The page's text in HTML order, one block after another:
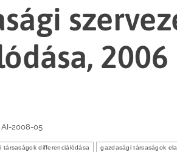
2006
AI-2008-05
társaságok differenciálódása gazdasági társaságok